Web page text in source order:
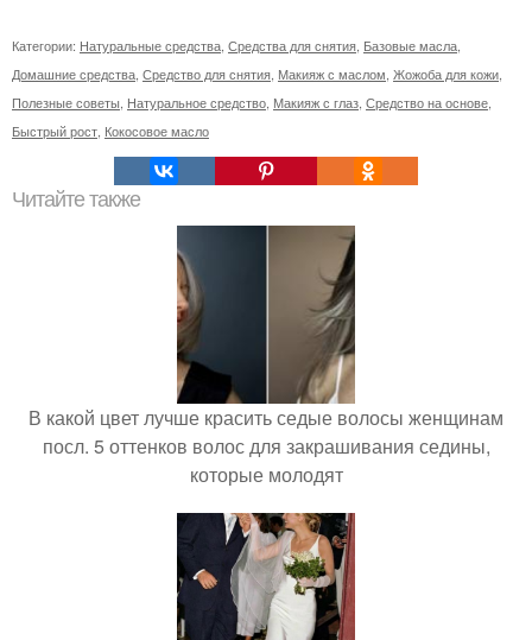
Категории: Натуральные средства Средства для снятия Базовые масла
Домашние средства Средство для снятия Макияж с маслом Жожоба для кожи
Полезные советы Натуральное средство Макияж с глаз Средство на основе
Быстрый рост Кокосовое масло
Читайте также
В какой цвет лучше красить седые волосы женщинам
посл. 5 оттенков волос для закрашивания седины,
которые молодят